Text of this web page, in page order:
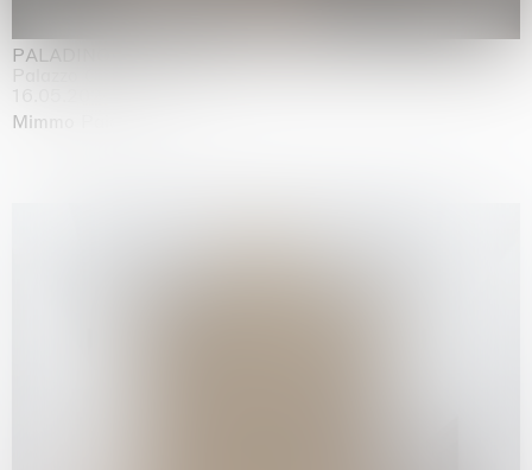
PALADINO
Palazzo Citterio, Milan
Mimmo Paladino